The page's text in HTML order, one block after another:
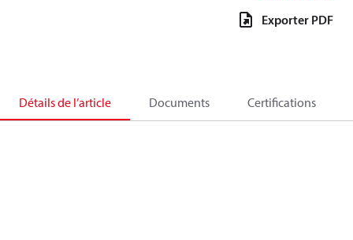
Exporter PDF
Détails de l’article Documents Certifications